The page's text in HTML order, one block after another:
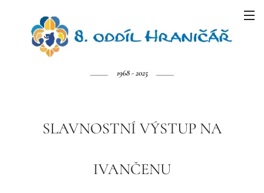
1968 - 2025
SLAVNOSTNÍ VÝSTUP NA
IVANČENU